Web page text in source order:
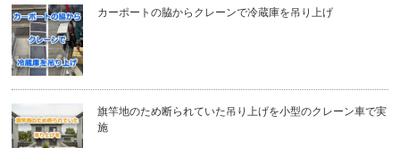
カーポートの脇からクレーンで冷蔵庫を吊り上げ
旗竿地のため断られていた吊り上げを小型のクレーン車で実
施